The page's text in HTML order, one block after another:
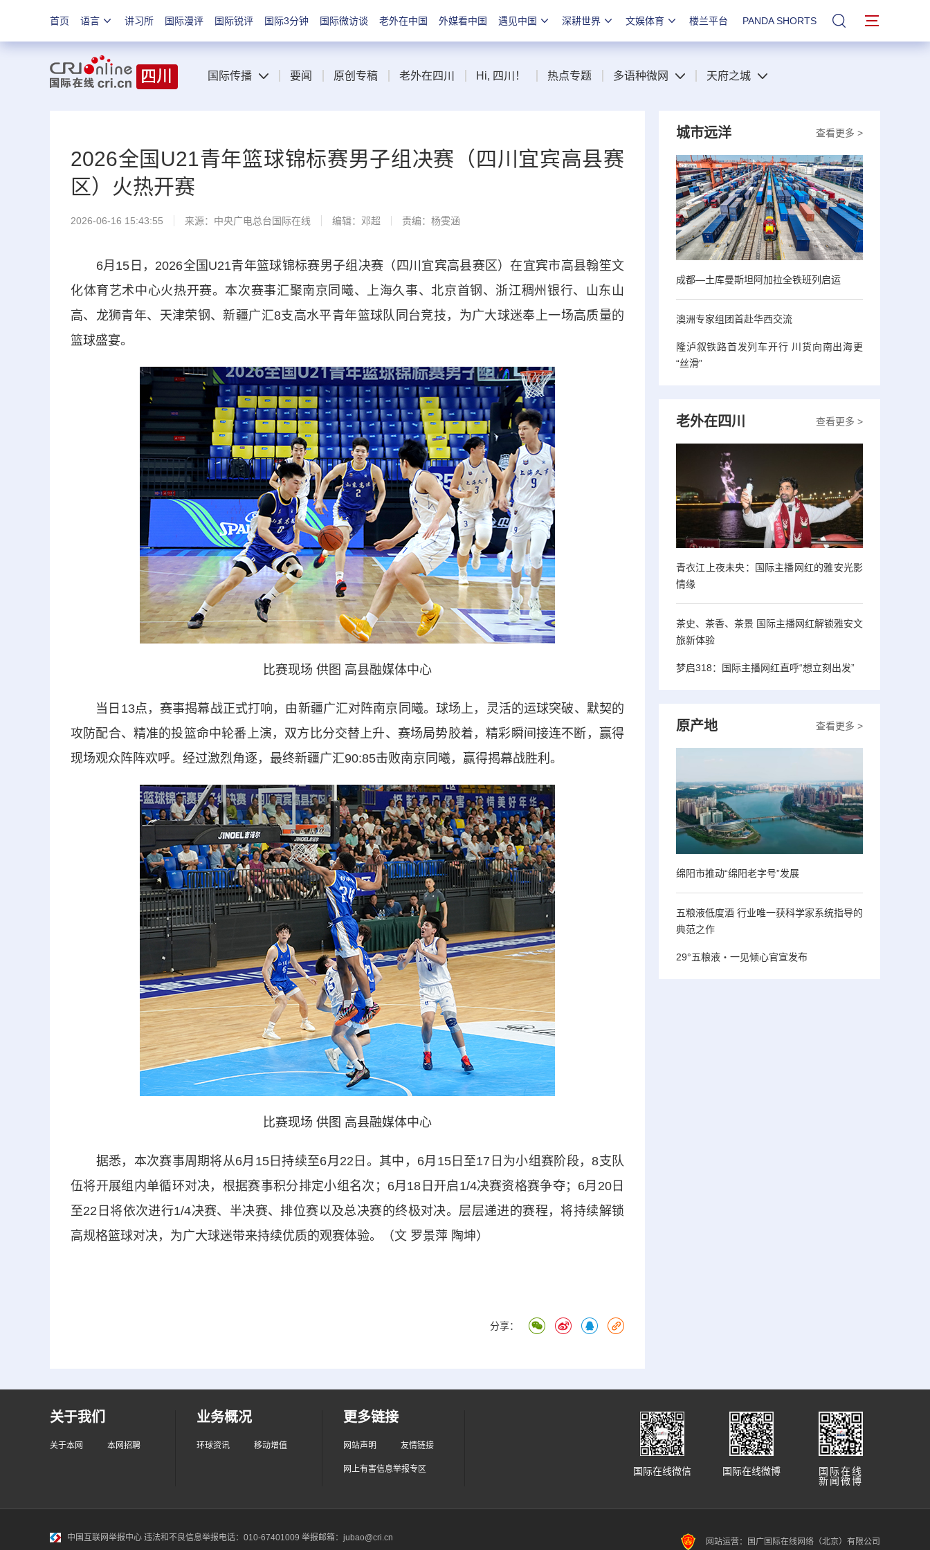
首页 语言 讲习所 国际漫评 国际锐评 国际3分钟 国际微访谈 老外在中国 外媒看中国 遇见中国 深耕世界 文娱体育 楼兰平台 PANDA SHORTS 站内搜索
国际传播 要闻 原创专稿 老外在四川 Hi, 四川！ 热点专题 多语种微网 天府之城
2026全国U21青年篮球锦标赛男子组决赛（四川宜宾高县赛
区）火热开赛
2026-06-16 15:43:55 来源：中央广电总台国际在线 编辑：邓超 责编：杨雯涵
6月15日，2026全国U21青年篮球锦标赛男子组决赛（四川宜宾高县赛区）在宜宾市高县翰笙文
化体育艺术中心火热开赛。本次赛事汇聚南京同曦、上海久事、北京首钢、浙江稠州银行、山东山
高、龙狮青年、天津荣钢、新疆广汇8支高水平青年篮球队同台竞技，为广大球迷奉上一场高质量的
篮球盛宴。
比赛现场 供图 高县融媒体中心
当日13点，赛事揭幕战正式打响，由新疆广汇对阵南京同曦。球场上，灵活的运球突破、默契的
攻防配合、精准的投篮命中轮番上演，双方比分交替上升、赛场局势胶着，精彩瞬间接连不断，赢得
现场观众阵阵欢呼。经过激烈角逐，最终新疆广汇90:85击败南京同曦，赢得揭幕战胜利。
比赛现场 供图 高县融媒体中心
据悉，本次赛事周期将从6月15日持续至6月22日。其中，6月15日至17日为小组赛阶段，8支队
伍将开展组内单循环对决，根据赛事积分排定小组名次；6月18日开启1/4决赛资格赛争夺；6月20日
至22日将依次进行1/4决赛、半决赛、排位赛以及总决赛的终极对决。层层递进的赛程，将持续解锁
高规格篮球对决，为广大球迷带来持续优质的观赛体验。（文 罗景萍 陶坤）
分享：
查看更多 >
城市远洋
成都—土库曼斯坦阿加拉全铁班列启运
澳洲专家组团首赴华西交流
隆泸叙铁路首发列车开行 川货向南出海更
“丝滑”
查看更多 >
老外在四川
青衣江上夜未央：国际主播网红的雅安光影
情缘
茶史、茶香、茶景 国际主播网红解锁雅安文
旅新体验
梦启318：国际主播网红直呼“想立刻出发”
查看更多 >
原产地
绵阳市推动“绵阳老字号”发展
五粮液低度酒 行业唯一获科学家系统指导的
典范之作
29°五粮液・一见倾心官宣发布
关于我们
关于本网 本网招聘
业务概况
环球资讯 移动增值
更多链接
网站声明 友情链接
网上有害信息举报专区
国际在线
新闻微博
国际在线微博
国际在线微信
中国互联网举报中心 违法和不良信息举报电话：010-67401009 举报邮箱：jubao@cri.cn 网站运营：国广国际在线网络（北京）有限公司